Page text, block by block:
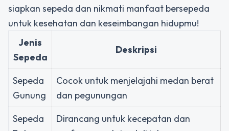
siapkan sepeda dan nikmati manfaat bersepeda
untuk kesehatan dan keseimbangan hidupmu!
Jenis
Sepeda
Deskripsi
Sepeda
Gunung
Cocok untuk menjelajahi medan berat
dan pegunungan
Sepeda
Dirancang untuk kecepatan dan